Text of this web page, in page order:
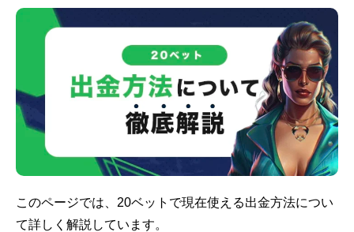
このページでは、20ベットで現在使える出金方法につい
て詳しく解説しています。